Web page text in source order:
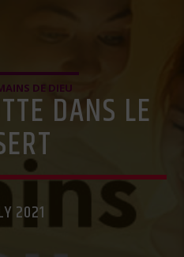
DE DIEU
DANS LE
2021